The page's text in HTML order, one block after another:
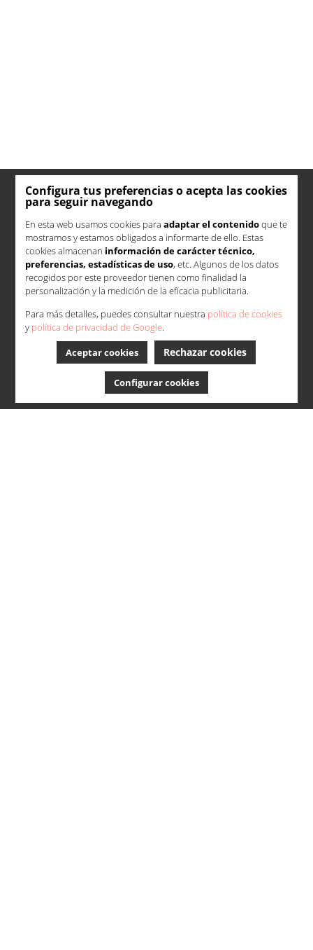
Configura tus preferencias o acepta las cookies
para seguir navegando
En esta web usamos cookies para adaptar el contenidoque te
mostramos y estamos obligados a informarte de ello. Estas
cookies almacenan información de carácter técnico,
preferencias, estadísticas de uso, etc. Algunos de los datos
recogidos por este proveedor tienen como finalidad la
personalización y la medición de la eficacia publicitaria.
Para más detalles, puedes consultar nuestra política de cookies
y política de privacidad de Google.
Aceptar cookies
Rechazar cookies
Configurar cookies